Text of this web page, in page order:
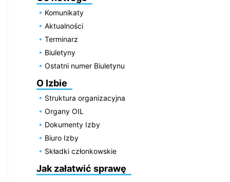
Komunikaty
Aktualności
Terminarz
Biuletyny
Ostatni numer Biuletynu
O Izbie
Struktura organizacyjna
Organy OIL
Dokumenty Izby
Biuro Izby
Składki członkowskie
Jak załatwić sprawę